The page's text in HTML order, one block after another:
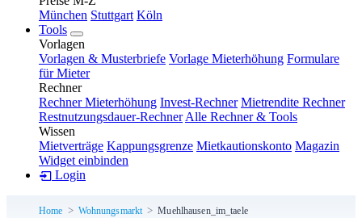
München Stuttgart Köln
Tools
Vorlagen
Vorlagen & Musterbriefe Vorlage Mieterhöhung Formulare
für Mieter
Rechner
Rechner Mieterhöhung Invest-Rechner Mietrendite Rechner
Restnutzungsdauer-Rechner Alle Rechner & Tools
Wissen
Mietverträge Kappungsgrenze Mietkautionskonto Magazin
Widget einbinden
Login
Home Wohnungsmarkt Muehlhausen_im_taele